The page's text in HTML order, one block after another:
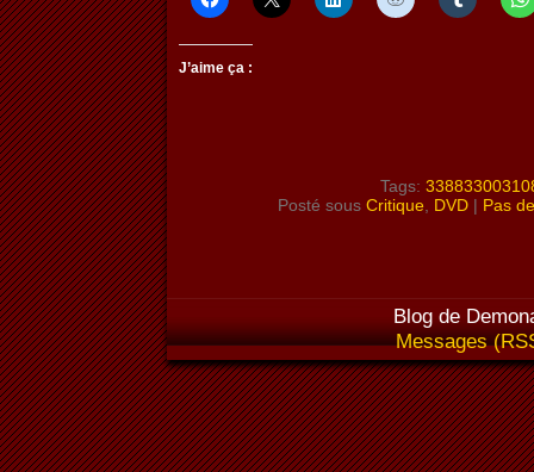
J’aime ça :
Tags:
Posté sous Critique, DVD| Pas
Blog de
Messages